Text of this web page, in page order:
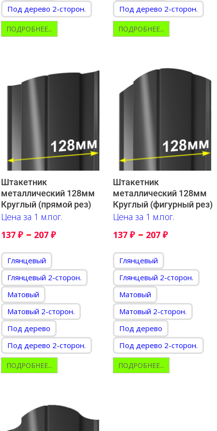
Под дерево 2-сторон.
ПОДРОБНЕЕ...
Под дерево 2-сторон.
ПОДРОБНЕЕ...
Штакетник
металлический 128мм
Круглый (прямой рез)
Цена за 1 м.пог.
137 ₽ – 207 ₽
Глянцевый
Глянцевый 2-сторон.
Матовый
Матовый 2-сторон.
Под дерево
Под дерево 2-сторон.
ПОДРОБНЕЕ...
Штакетник
металлический 128мм
Круглый (фигурный рез)
Цена за 1 м.пог.
137 ₽ – 207 ₽
Глянцевый
Глянцевый 2-сторон.
Матовый
Матовый 2-сторон.
Под дерево
Под дерево 2-сторон.
ПОДРОБНЕЕ...